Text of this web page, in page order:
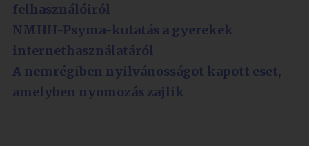
felhasználóiról
NMHH-Psyma-kutatás a gyerekek
internethasználatáról
A nemrégiben nyilvánosságot kapott eset,
amelyben nyomozás zajlik